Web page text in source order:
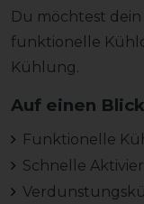
Du möchtest
funktionelle
Kühlung.
Auf einen Blick
Funktionelle
Schnelle